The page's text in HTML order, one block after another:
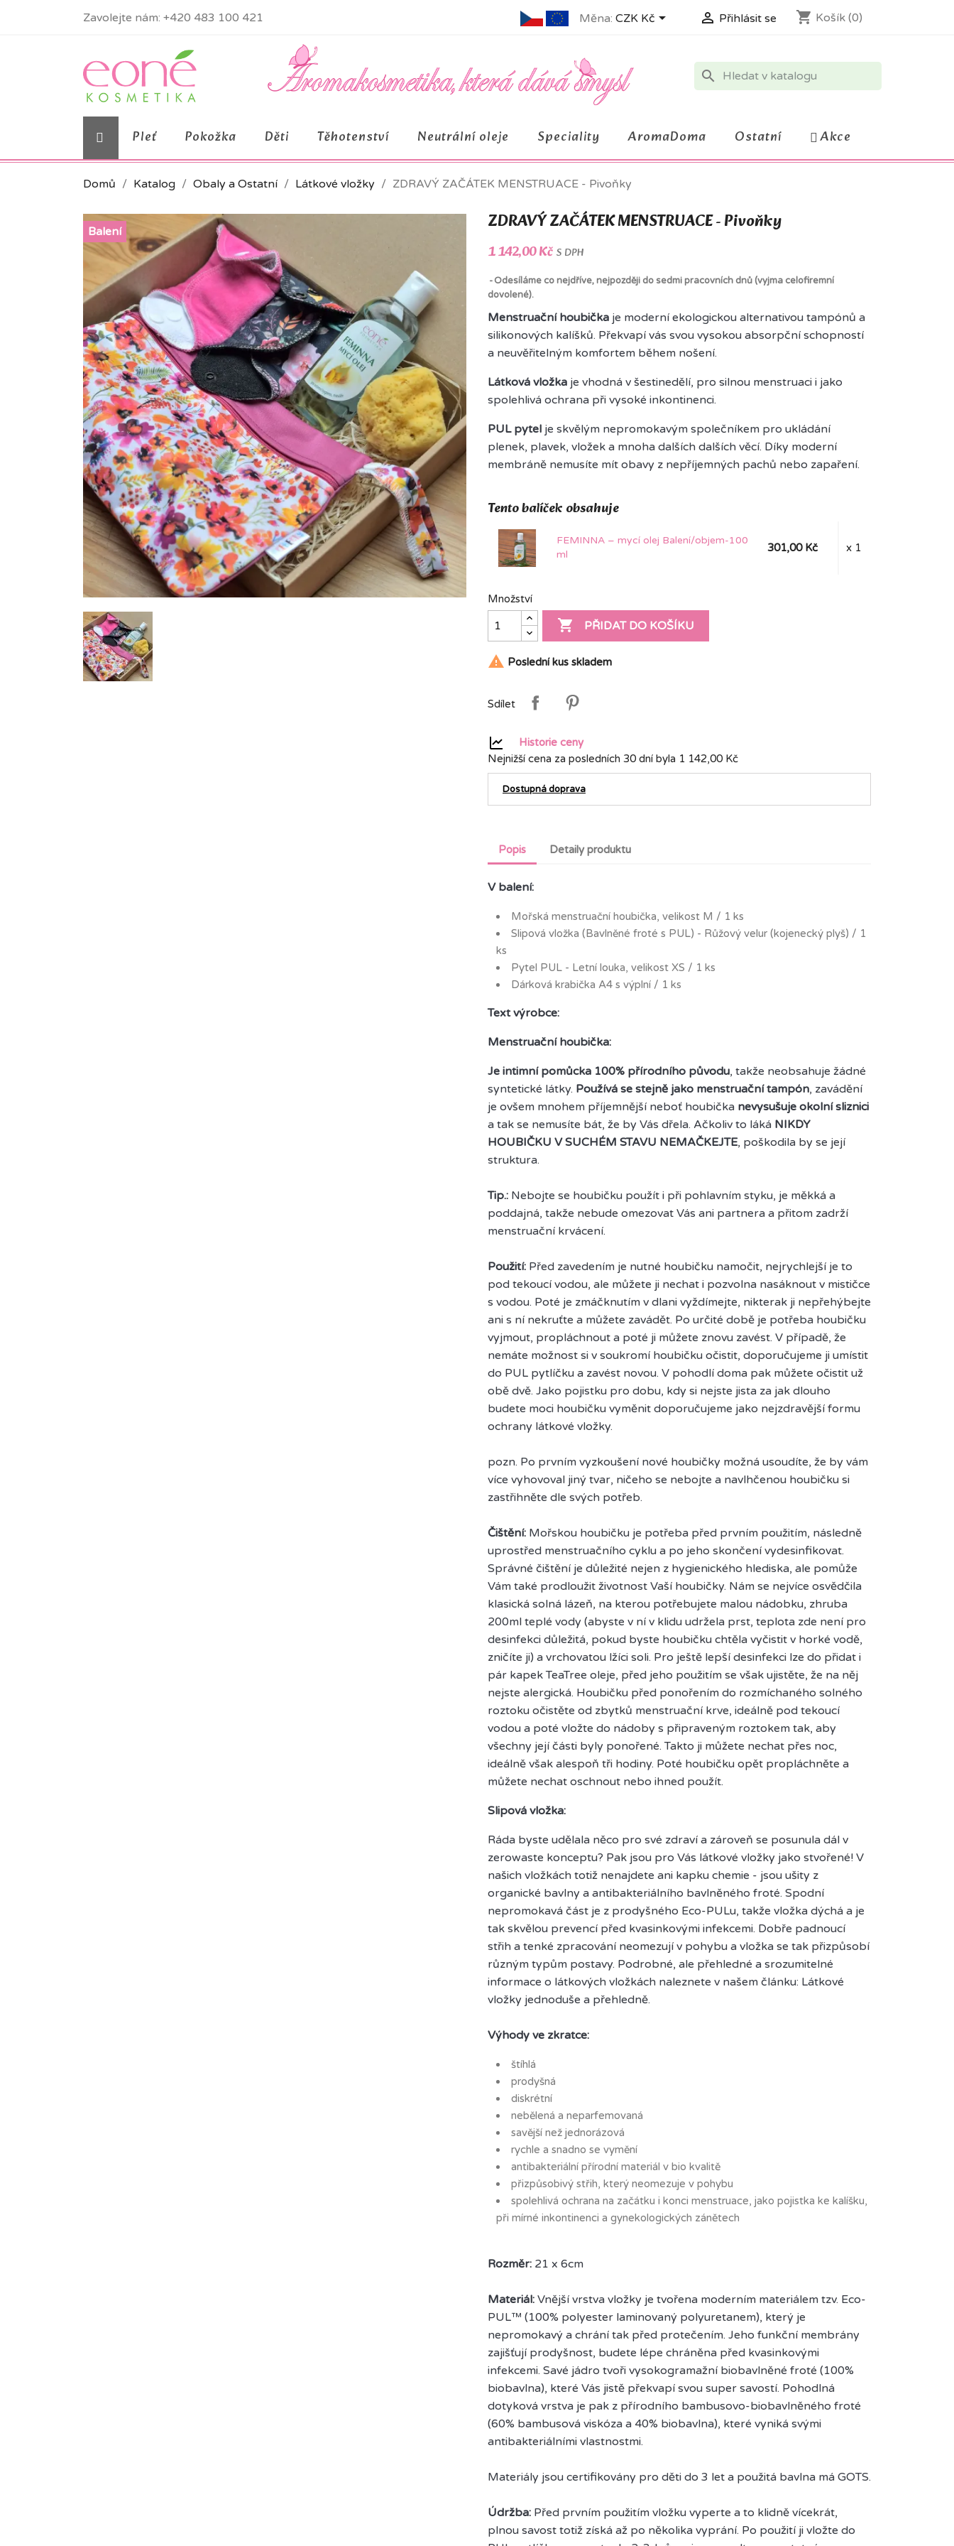
Zavolejte nám: +420 483 100 421 Měna: CZK Kč  Přihlásit se shopping_cart Košík (0)
search
Pleť Pokožka Děti Těhotenství Neutrální oleje Speciality AromaDoma Ostatní Akce
Domů Katalog Obaly a Ostatní Látkové vložky ZDRAVÝ ZAČÁTEK MENSTRUACE - Pivoňky
Balení ZDRAVÝ ZAČÁTEK MENSTRUACE - Pivoňky
1 142,00 Kč S DPH
Odesíláme co nejdříve, nejpozději do sedmi pracovních dnů (vyjma celofiremní
dovolené).
Menstruační houbička je moderní ekologickou alternativou tampónů a
silikonových kalíšků. Překvapí vás svou vysokou absorpční schopností
a neuvěřitelným komfortem během nošení.
Látková vložka je vhodná v šestinedělí, pro silnou menstruaci i jako
spolehlivá ochrana při vysoké inkontinenci.
PUL pytel je skvělým nepromokavým společníkem pro ukládání
plenek, plavek, vložek a mnoha dalších dalších věcí. Díky moderní
membráně nemusíte mít obavy z nepříjemných pachů nebo zapaření.
Tento balíček obsahuje
FEMINNA – mycí olej Balení/objem-100
ml
301,00 Kč x 1
Množství
 PŘIDAT DO KOŠÍKU
 Poslední kus skladem
Sdílet
Historie ceny
Nejnižší cena za posledních 30 dní byla 1 142,00 Kč
Dostupná doprava
Popis Detaily produktu
V balení:
Mořská menstruační houbička, velikost M / 1 ks
Slipová vložka (Bavlněné froté s PUL) - Růžový velur (kojenecký plyš) / 1
ks
Pytel PUL - Letní louka, velikost XS / 1 ks
Dárková krabička A4 s výplní / 1 ks
Text výrobce:
Menstruační houbička:
Je intimní pomůcka 100% přírodního původu, takže neobsahuje žádné
syntetické látky. Používá se stejně jako menstruační tampón, zavádění
je ovšem mnohem příjemnější neboť houbička nevysušuje okolní sliznici
a tak se nemusíte bát, že by Vás dřela. Ačkoliv to láká NIKDY
HOUBIČKU V SUCHÉM STAVU NEMAČKEJTE, poškodila by se její
struktura.
Tip.: Nebojte se houbičku použít i při pohlavním styku, je měkká a
poddajná, takže nebude omezovat Vás ani partnera a přitom zadrží
menstruační krvácení.
Použití: Před zavedením je nutné houbičku namočit, nejrychlejší je to
pod tekoucí vodou, ale můžete ji nechat i pozvolna nasáknout v mističce
s vodou. Poté je zmáčknutím v dlani vyždímejte, nikterak ji nepřehýbejte
ani s ní nekruťte a můžete zavádět. Po určité době je potřeba houbičku
vyjmout, propláchnout a poté ji můžete znovu zavést. V případě, že
nemáte možnost si v soukromí houbičku očistit, doporučujeme ji umístit
do PUL pytlíčku a zavést novou. V pohodlí doma pak můžete očistit už
obě dvě. Jako pojistku pro dobu, kdy si nejste jista za jak dlouho
budete moci houbičku vyměnit doporučujeme jako nejzdravější formu
ochrany látkové vložky.
pozn. Po prvním vyzkoušení nové houbičky možná usoudíte, že by vám
více vyhovoval jiný tvar, ničeho se nebojte a navlhčenou houbičku si
zastřihněte dle svých potřeb.
Čištění: Mořskou houbičku je potřeba před prvním použitím, následně
uprostřed menstruačního cyklu a po jeho skončení vydesinfikovat.
Správné čištění je důležité nejen z hygienického hlediska, ale pomůže
Vám také prodloužit životnost Vaší houbičky. Nám se nejvíce osvědčila
klasická solná lázeň, na kterou potřebujete malou nádobku, zhruba
200ml teplé vody (abyste v ní v klidu udržela prst, teplota zde není pro
desinfekci důležitá, pokud byste houbičku chtěla vyčistit v horké vodě,
zničíte ji) a vrchovatou lžíci soli. Pro ještě lepší desinfekci lze do přidat i
pár kapek TeaTree oleje, před jeho použitím se však ujistěte, že na něj
nejste alergická. Houbičku před ponořením do rozmíchaného solného
roztoku očistěte od zbytků menstruační krve, ideálně pod tekoucí
vodou a poté vložte do nádoby s připraveným roztokem tak, aby
všechny její části byly ponořené. Takto ji můžete nechat přes noc,
ideálně však alespoň tři hodiny. Poté houbičku opět propláchněte a
můžete nechat oschnout nebo ihned použít.
Slipová vložka:
Ráda byste udělala něco pro své zdraví a zároveň se posunula dál v
zerowaste konceptu? Pak jsou pro Vás látkové vložky jako stvořené! V
našich vložkách totiž nenajdete ani kapku chemie - jsou ušity z
organické bavlny a antibakteriálního bavlněného froté. Spodní
nepromokavá část je z prodyšného Eco-PULu, takže vložka dýchá a je
tak skvělou prevencí před kvasinkovými infekcemi. Dobře padnoucí
střih a tenké zpracování neomezují v pohybu a vložka se tak přizpůsobí
různým typům postavy. Podrobné, ale přehledné a srozumitelné
informace o látkových vložkách naleznete v našem článku: Látkové
vložky jednoduše a přehledně.
Výhody ve zkratce:
štíhlá
prodyšná
diskrétní
nebělená a neparfemovaná
savější než jednorázová
rychle a snadno se vymění
antibakteriální přírodní materiál v bio kvalitě
přizpůsobivý střih, který neomezuje v pohybu
spolehlivá ochrana na začátku i konci menstruace, jako pojistka ke kalíšku,
při mírné inkontinenci a gynekologických zánětech
Rozměr: 21 x 6cm
Materiál: Vnější vrstva vložky je tvořena moderním materiálem tzv. Eco-
PUL™ (100% polyester laminovaný polyuretanem), který je
nepromokavý a chrání tak před protečením. Jeho funkční membrány
zajišťují prodyšnost, budete lépe chráněna před kvasinkovými
infekcemi. Savé jádro tvoři vysokogramažní biobavlněné froté (100%
biobavlna), které Vás jistě překvapí svou super savostí. Pohodlná
dotyková vrstva je pak z přírodního bambusovo-biobavlněného froté
(60% bambusová viskóza a 40% biobavlna), které vyniká svými
antibakteriálními vlastnostmi.
Materiály jsou certifikovány pro děti do 3 let a použitá bavlna má GOTS.
Údržba: Před prvním použitím vložku vyperte a to klidně vícekrát,
plnou savost totiž získá až po několika vyprání. Po použití ji vložte do